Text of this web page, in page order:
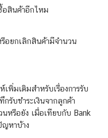
อสินค้าอีกไหม
อยกเลิกสินค้ามีจำนวน
พิ่มเติมสำหรับเรื่องการรับ
รับชำระเงินจากลูกค้า
หรือยัง เมื่อเทียบกับ Bank
หาบ้าง